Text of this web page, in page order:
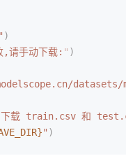
" )
,请手动下载: " )
载 train.csv 和
" )